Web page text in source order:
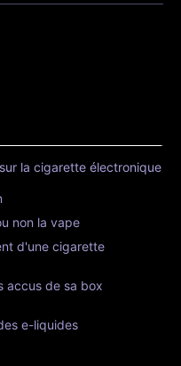
la cigarette électronique
non la vape
d'une cigarette
accus de sa box
e-liquides